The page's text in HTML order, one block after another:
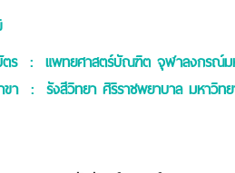
ร : แพทยศาสตร์บัณฑิต จุฬาลงกรณ์มห
า : รังสีวิทยา ศิริราชพยาบาล มหาวิท